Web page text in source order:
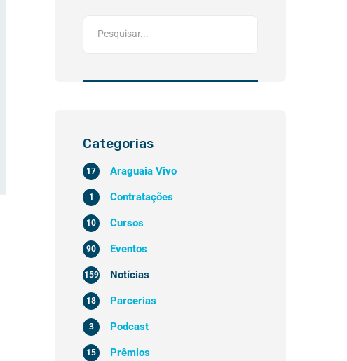
Categorias
Araguaia Vivo
17
Contratações
1
Cursos
10
Eventos
90
Notícias
159
Parcerias
18
Podcast
3
Prêmios
15